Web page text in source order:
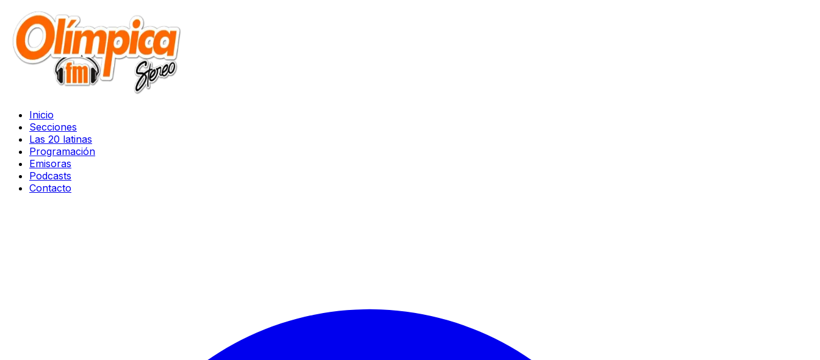
Inicio
Secciones
Las 20 latinas
Programación
Emisoras
Podcasts
Contacto